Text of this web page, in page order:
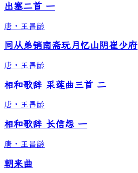
出塞二首 一
唐 · 王昌龄
同从弟销南斋玩月忆山阴崔少府
唐 · 王昌龄
相和歌辞 采莲曲三首 二
唐 · 王昌龄
相和歌辞 长信怨 一
唐 · 王昌龄
朝来曲